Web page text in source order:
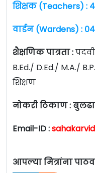
शिक्षक (Teachers) :
वार्डन (Wardens) :
शैक्षणिक पात्रता :
B.Ed./ D.Ed./ M.A./
शिक्षण
नोकरी ठिकाण :
Email-ID :
आपल्या मित्रांना